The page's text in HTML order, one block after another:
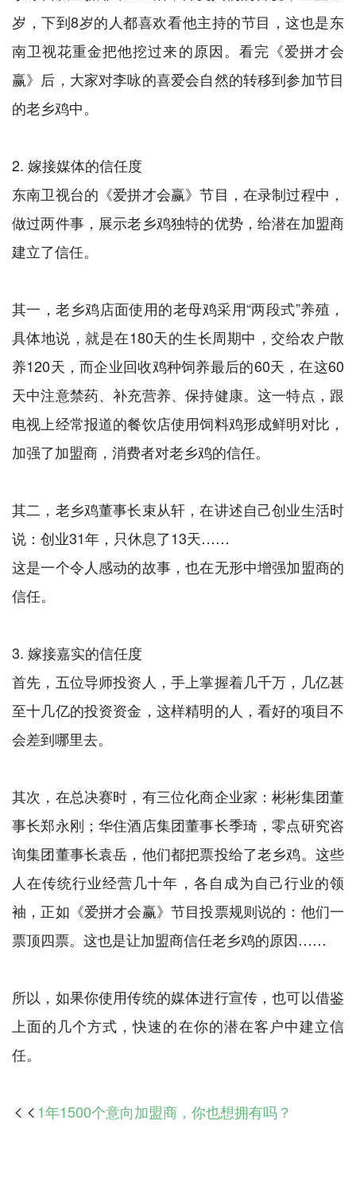
岁，下到8岁的人都喜欢看他主持的节目，这也是东
南卫视花重金把他挖过来的原因。看完《爱拼才会
赢》后，大家对李咏的喜爱会自然的转移到参加节目
的老乡鸡中。
2. 嫁接媒体的信任度
东南卫视台的《爱拼才会赢》节目，在录制过程中，
做过两件事，展示老乡鸡独特的优势，给潜在加盟商
建立了信任。
其一，老乡鸡店面使用的老母鸡采用“两段式”养殖，
具体地说，就是在180天的生长周期中，交给农户散
养120天，而企业回收鸡种饲养最后的60天，在这60
天中注意禁药、补充营养、保持健康。这一特点，跟
电视上经常报道的餐饮店使用饲料鸡形成鲜明对比，
加强了加盟商，消费者对老乡鸡的信任。
其二，老乡鸡董事长束从轩，在讲述自己创业生活时
说：创业31年，只休息了13天……
这是一个令人感动的故事，也在无形中增强加盟商的
信任。
3. 嫁接嘉实的信任度
首先，五位导师投资人，手上掌握着几千万，几亿甚
至十几亿的投资资金，这样精明的人，看好的项目不
会差到哪里去。
其次，在总决赛时，有三位化商企业家：彬彬集团董
事长郑永刚；华住酒店集团董事长季琦，零点研究咨
询集团董事长袁岳，他们都把票投给了老乡鸡。这些
人在传统行业经营几十年，各自成为自己行业的领
袖，正如《爱拼才会赢》节目投票规则说的：他们一
票顶四票。这也是让加盟商信任老乡鸡的原因……
所以，如果你使用传统的媒体进行宣传，也可以借鉴
上面的几个方式，快速的在你的潜在客户中建立信
 1年1500个意向加盟商，你也想拥有吗？